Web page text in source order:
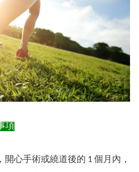
項
開心手術或繞道後的 1 個月內，